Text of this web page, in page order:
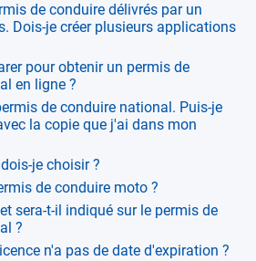
de conduire délivrés par un
Dois-je créer plusieurs applications
pour obtenir un permis de
en ligne ?
de conduire national. Puis-je
la copie que j'ai dans mon
je choisir ?
de conduire moto ?
sera-t-il indiqué sur le permis de
?
n'a pas de date d'expiration ?